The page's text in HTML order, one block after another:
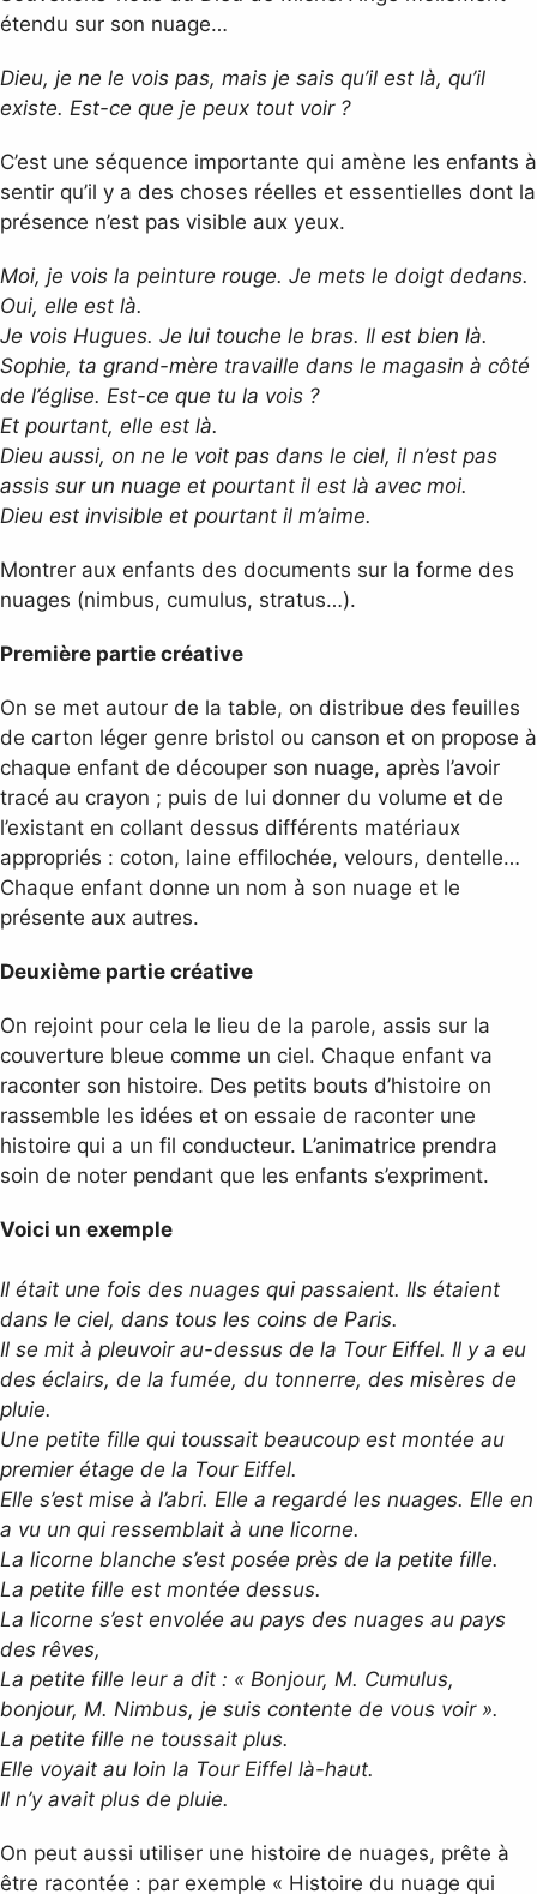
étendu sur son nuage…
Dieu, je ne le vois pas, mais je sais qu’il est là, qu’il
existe. Est-ce que je peux tout voir ?
C’est une séquence importante qui amène les enfants à
sentir qu’il y a des choses réelles et essentielles dont la
présence n’est pas visible aux yeux.
Moi, je vois la peinture rouge. Je mets le doigt dedans.
Oui, elle est là.
Je vois Hugues. Je lui touche le bras. Il est bien là.
Sophie, ta grand-mère travaille dans le magasin à côté
de l’église. Est-ce que tu la vois ?
Et pourtant, elle est là.
Dieu aussi, on ne le voit pas dans le ciel, il n’est pas
assis sur un nuage et pourtant il est là avec moi.
Dieu est invisible et pourtant il m’aime.
Montrer aux enfants des documents sur la forme des
nuages (nimbus, cumulus, stratus…).
Première partie créative
On se met autour de la table, on distribue des feuilles
de carton léger genre bristol ou canson et on propose à
chaque enfant de découper son nuage, après l’avoir
tracé au crayon ; puis de lui donner du volume et de
l’existant en collant dessus différents matériaux
appropriés : coton, laine effilochée, velours, dentelle…
Chaque enfant donne un nom à son nuage et le
présente aux autres.
Deuxième partie créative
On rejoint pour cela le lieu de la parole, assis sur la
couverture bleue comme un ciel. Chaque enfant va
raconter son histoire. Des petits bouts d’histoire on
rassemble les idées et on essaie de raconter une
histoire qui a un fil conducteur. L’animatrice prendra
soin de noter pendant que les enfants s’expriment.
Voici un exemple
Il était une fois des nuages qui passaient. Ils étaient
dans le ciel, dans tous les coins de Paris.
Il se mit à pleuvoir au-dessus de la Tour Eiffel. Il y a eu
des éclairs, de la fumée, du tonnerre, des misères de
pluie.
Une petite fille qui toussait beaucoup est montée au
premier étage de la Tour Eiffel.
Elle s’est mise à l’abri. Elle a regardé les nuages. Elle en
a vu un qui ressemblait à une licorne.
La licorne blanche s’est posée près de la petite fille.
La petite fille est montée dessus.
La licorne s’est envolée au pays des nuages au pays
des rêves,
La petite fille leur a dit : « Bonjour, M. Cumulus,
bonjour, M. Nimbus, je suis contente de vous voir ».
La petite fille ne toussait plus.
Elle voyait au loin la Tour Eiffel là-haut.
Il n’y avait plus de pluie.
On peut aussi utiliser une histoire de nuages, prête à
être racontée : par exemple « Histoire du nuage qui